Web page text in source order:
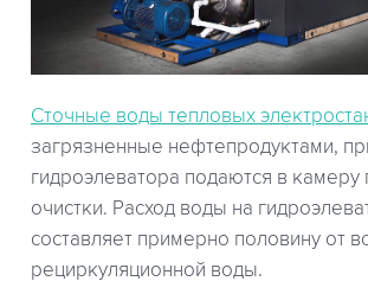
Сточные воды тепловых
загрязненные нефтепродуктами,
гидроэлеватора подаются в камеру
очистки. Расход воды на
составляет примерно половину от
рециркуляционной воды.